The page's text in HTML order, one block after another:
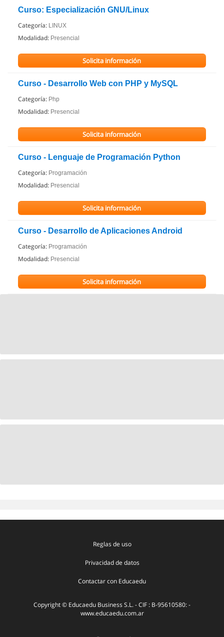
Curso: Especialización GNU/Linux
Categoría: LINUX
Modalidad: Presencial
Solicita información
Curso - Desarrollo Web con PHP y MySQL
Categoría: Php
Modalidad: Presencial
Solicita información
Curso - Lenguaje de Programación Python
Categoría: Programación
Modalidad: Presencial
Solicita información
Curso - Desarrollo de Aplicaciones Android
Categoría: Programación
Modalidad: Presencial
Solicita información
Reglas de uso
Privacidad de datos
Contactar con Educaedu
Copyright © Educaedu Business S.L. - CIF : B-95610580: -
www.educaedu.com.ar